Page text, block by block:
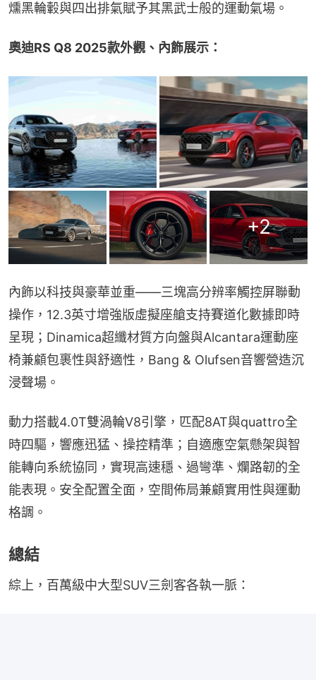
燻黑輪轂與四出排氣賦予其黑武士般的運動氣場。
奧迪RS Q8 2025款外觀、內飾展示：
+2
內飾以科技與豪華並重——三塊高分辨率觸控屏聯動
操作，12.3英寸增強版虛擬座艙支持賽道化數據即時
呈現；Dinamica超纖材質方向盤與Alcantara運動座
椅兼顧包裹性與舒適性，Bang & Olufsen音響營造沉
浸聲場。
動力搭載4.0T雙渦輪V8引擎，匹配8AT與quattro全
時四驅，響應迅猛、操控精準；自適應空氣懸架與智
能轉向系統協同，實現高速穩、過彎準、爛路韌的全
能表現。安全配置全面，空間佈局兼顧實用性與運動
格調。
總結
綜上，百萬級中大型SUV三劍客各執一脈：